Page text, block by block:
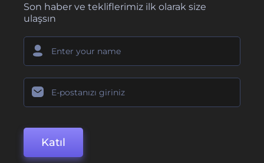
Son haber ve tekliflerimiz ilk olarak size
ulaşsın
Katıl